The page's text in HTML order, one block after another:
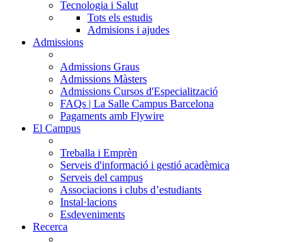
Tecnologia i Salut
Tots els estudis
Admisions i ajudes
Admissions
Admissions Graus
Admissions Màsters
Admissions Cursos d'Especialització
FAQs | La Salle Campus Barcelona
Pagaments amb Flywire
El Campus
Treballa i Emprèn
Serveis d'informació i gestió acadèmica
Serveis del campus
Associacions i clubs d’estudiants
Instal·lacions
Esdeveniments
Recerca